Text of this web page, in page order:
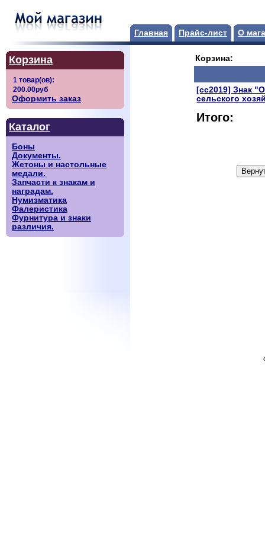
Главная Прайс-лист О
Корзина
Оформить заказ
Каталог
Боны
Документы.
Жетоны и настольные
медали.
Запчасти к знакам и
наградам.
Нумизматика
Фалеристика
Фурнитура и знаки
различия.
Корзина:
[сс2019] Знак
сельского
Итого: